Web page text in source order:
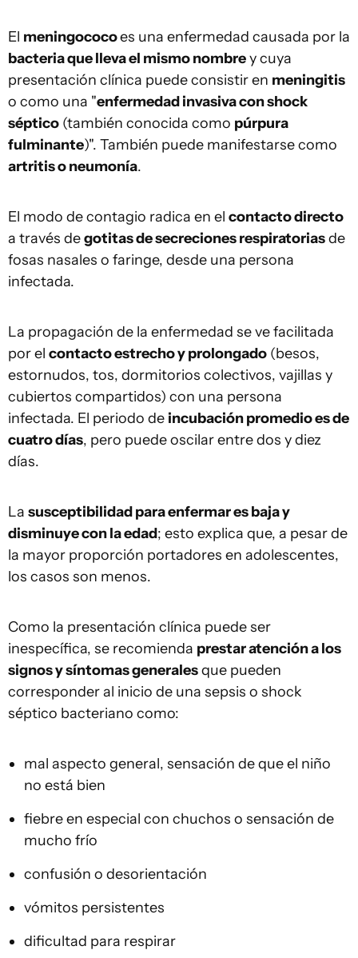
El meningococoes una enfermedad causada por la
bacteria que lleva el mismo nombrey cuya
presentación clínica puede consistir en meningitis
o como una "enfermedad invasiva con shock
séptico (también conocida como púrpura
fulminante)". También puede manifestarse como
artritis o neumonía.
El modo de contagio radica en el contacto directo
a través degotitas de secreciones respiratoriasde
fosas nasales o faringe, desde una persona
infectada.
La propagación de la enfermedad se ve facilitada
por el contacto estrecho y prolongado (besos,
estornudos, tos, dormitorios colectivos, vajillas y
cubiertos compartidos) con una persona
infectada. El periodo de incubación promedio es de
cuatro días, pero puede oscilar entre dos y diez
días.
La susceptibilidad para enfermar es baja y
disminuye con la edad; esto explica que, a pesar de
la mayor proporción portadores en adolescentes,
los casos son menos.
Como la presentación clínica puede ser
inespecífica, se recomienda prestar atención a los
signos y síntomas generalesque pueden
corresponder al inicio de una sepsis o shock
séptico bacteriano como:
mal aspecto general, sensación de que el niño
no está bien
fiebre en especial con chuchos o sensación de
mucho frío
confusión o desorientación
vómitos persistentes
dificultad para respirar